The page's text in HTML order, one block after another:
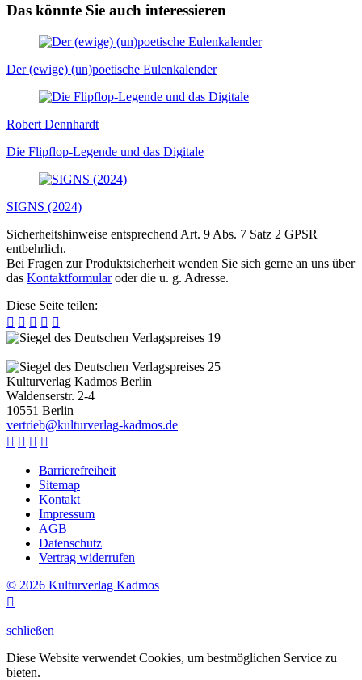
Das könnte Sie auch interessieren
Der (ewige) (un)poetische Eulenkalender
Robert Dennhardt
Die Flipflop-Legende und das Digitale
SIGNS (2024)
Sicherheitshinweise entsprechend Art. 9 Abs. 7 Satz 2 GPSR
entbehrlich.
Bei Fragen zur Produktsicherheit wenden Sie sich gerne an uns über
das Kontaktformularoder die u. g. Adresse.
Diese Seite teilen:
    
Kulturverlag Kadmos Berlin
Waldenserstr. 2-4
10551 Berlin
vertrieb@kulturverlag-kadmos.de
   
Barrierefreiheit
Sitemap
Kontakt
Impressum
AGB
Datenschutz
Vertrag widerrufen
© 2026 Kulturverlag Kadmos

schließen
Diese Website verwendet Cookies, um bestmöglichen Service zu
bieten.